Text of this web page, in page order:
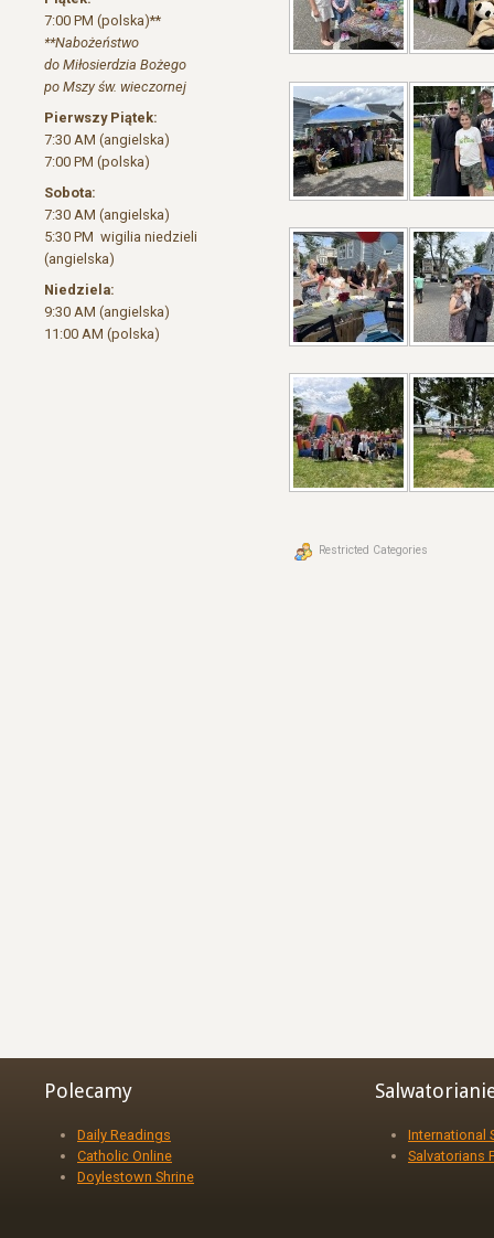
7:00 PM (polska)**
**Nabożeństwo
do Miłosierdzia Bożego
po Mszy św. wieczornej
Pierwszy Piątek:
7:30 AM (angielska)
7:00 PM (polska)
Sobota:
7:30 AM (angielska)
5:30 PM wigilia niedzieli
(angielska)
Niedziela:
9:30 AM (angielska)
11:00 AM (polska)
Restricted Categories
Polecamy
Daily Readings
Catholic Online
Doylestown Shrine
International
Salvatorians